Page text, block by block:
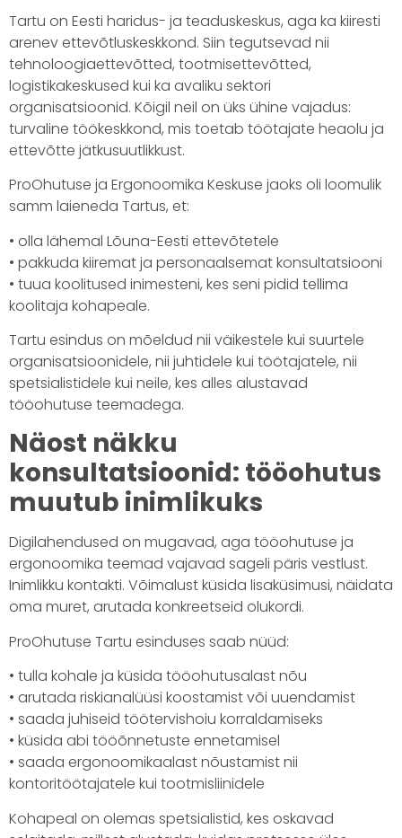
Tartu on Eesti haridus- ja teaduskeskus, aga ka kiiresti
arenev ettevõtluskeskkond. Siin tegutsevad nii
tehnoloogiaettevõtted, tootmisettevõtted,
logistikakeskused kui ka avaliku sektori
organisatsioonid. Kõigil neil on üks ühine vajadus:
turvaline töökeskkond, mis toetab töötajate heaolu ja
ettevõtte jätkusuutlikkust.
ProOhutuse ja Ergonoomika Keskuse jaoks oli loomulik
samm laieneda Tartus, et:
• olla lähemal Lõuna-Eesti ettevõtetele
• pakkuda kiiremat ja personaalsemat konsultatsiooni
• tuua koolitused inimesteni, kes seni pidid tellima
koolitaja kohapeale.
Tartu esindus on mõeldud nii väikestele kui suurtele
organisatsioonidele, nii juhtidele kui töötajatele, nii
spetsialistidele kui neile, kes alles alustavad
tööohutuse teemadega.
Näost näkku
konsultatsioonid: tööohutus
muutub inimlikuks
Digilahendused on mugavad, aga tööohutuse ja
ergonoomika teemad vajavad sageli päris vestlust.
Inimlikku kontakti. Võimalust küsida lisaküsimusi, näidata
oma muret, arutada konkreetseid olukordi.
ProOhutuse Tartu esinduses saab nüüd:
• tulla kohale ja küsida tööohutusalast nõu
• arutada riskianalüüsi koostamist või uuendamist
• saada juhiseid töötervishoiu korraldamiseks
• küsida abi tööõnnetuste ennetamisel
• saada ergonoomikaalast nõustamist nii
kontoritöötajatele kui tootmisliinidele
Kohapeal on olemas spetsialistid, kes oskavad